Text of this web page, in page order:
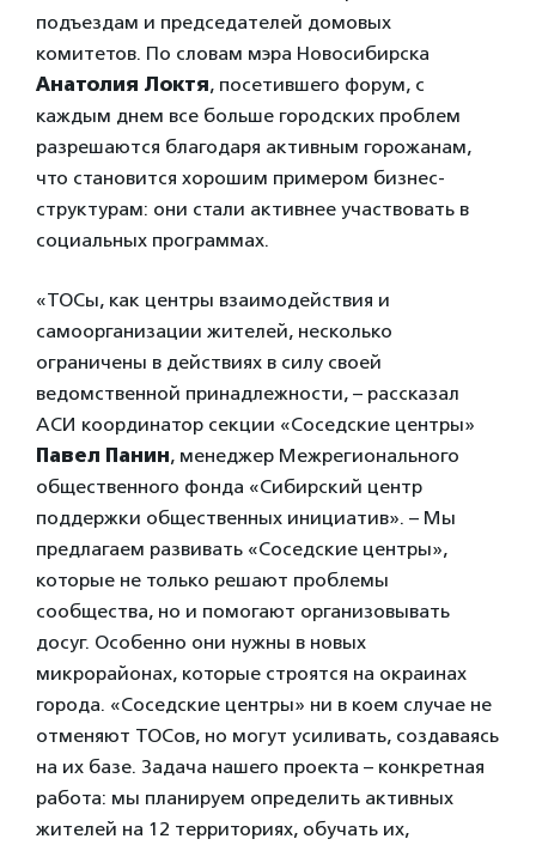
подъездам и председателей домовых
комитетов. По словам мэра Новосибирска
Анатолия Локтя, посетившего форум, с
каждым днем все больше городских проблем
разрешаются благодаря активным горожанам,
что становится хорошим примером бизнес-
структурам: они стали активнее участвовать в
социальных программах.
«ТОСы, как центры взаимодействия и
самоорганизации жителей, несколько
ограничены в действиях в силу своей
ведомственной принадлежности, – рассказал
АСИ координатор секции «Соседские центры»
Павел Панин, менеджер Межрегионального
общественного фонда «Сибирский центр
поддержки общественных инициатив». – Мы
предлагаем развивать «Соседские центры»,
которые не только решают проблемы
сообщества, но и помогают организовывать
досуг. Особенно они нужны в новых
микрорайонах, которые строятся на окраинах
города. «Соседские центры» ни в коем случае не
отменяют ТОСов, но могут усиливать, создаваясь
на их базе. Задача нашего проекта – конкретная
работа: мы планируем определить активных
жителей на 12 территориях, обучать их,